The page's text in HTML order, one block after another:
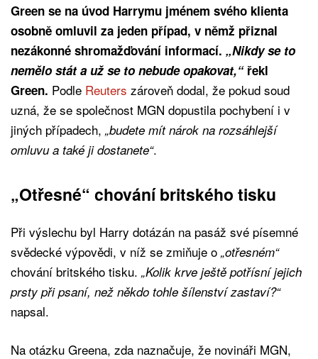
Green se na úvod Harrymu jménem svého klienta
osobně omluvil za jeden případ, v němž přiznal
nezákonné shromažďování informací. „Nikdy se to
nemělo stát a už se to nebude opakovat,“řekl
Green. Podle Reuters zároveň dodal, že pokud soud
uzná, že se společnost MGN dopustila pochybení i v
jiných případech, „budete mít nárok na rozsáhlejší
omluvu a také ji dostanete“.
„Otřesné“ chování britského tisku
Při výslechu byl Harry dotázán na pasáž své písemné
svědecké výpovědi, v níž se zmiňuje o „otřesném“
chování britského tisku. „Kolik krve ještě potřísní jejich
prsty při psaní, než někdo tohle šílenství zastaví?“
napsal.
Na otázku Greena, zda naznačuje, že novináři MGN,